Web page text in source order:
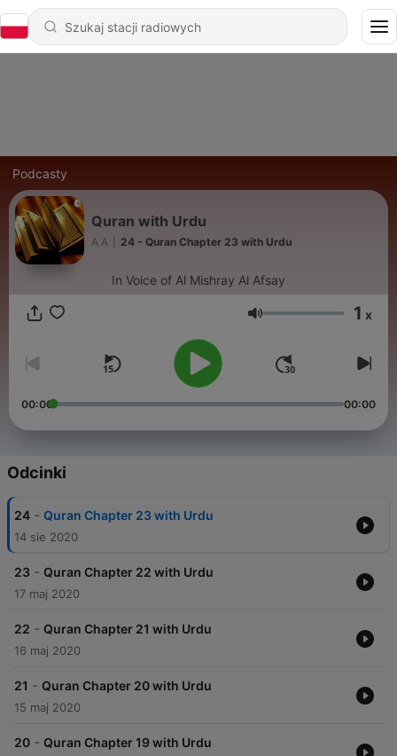
Podcasty
Quran with Urdu
A A 24 - Quran Chapter 23 with Urdu
In Voice of Al Mishray Al Afsay
Głośność 1 x
00:00 00:00
Odcinki
24 - Quran Chapter 23 with Urdu
14 sie 2020
23 - Quran Chapter 22 with Urdu
17 maj 2020
22 - Quran Chapter 21 with Urdu
16 maj 2020
21 - Quran Chapter 20 with Urdu
15 maj 2020
20 - Quran Chapter 19 with Urdu